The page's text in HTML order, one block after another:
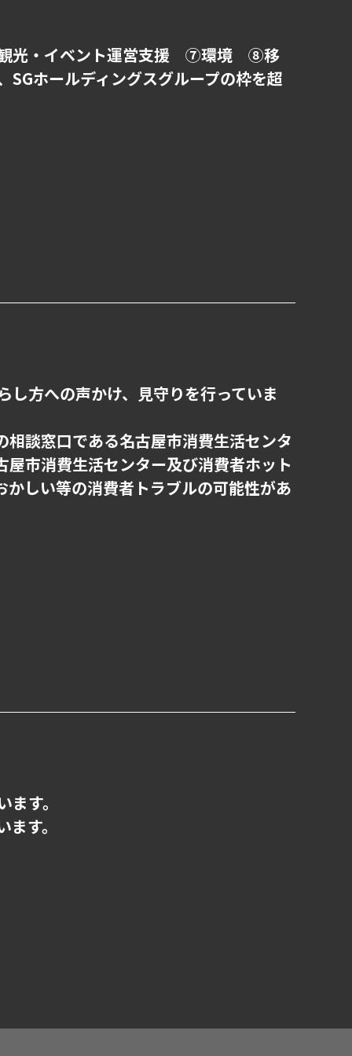
・イベント運営支援 ⑦環境 ⑧移
ールディングスグループの枠を超
方への声かけ、見守りを行っていま
談窓口である名古屋市消費生活センタ
市消費生活センター及び消費者ホット
しい等の消費者トラブルの可能性があ
す。
す。